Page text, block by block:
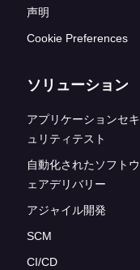
声明
Cookie Preferences
ソリューション
アプリケーションセキ
ュリティテスト
自動化されたソフトウ
ェアデリバリー
アジャイル開発
SCM
CI/CD